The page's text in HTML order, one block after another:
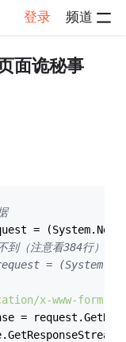
登录 频道
面诡秘事
=
（注意看384行），
=
x-www-form-
=